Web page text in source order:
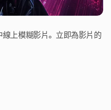
上模糊影片。立即為影片的